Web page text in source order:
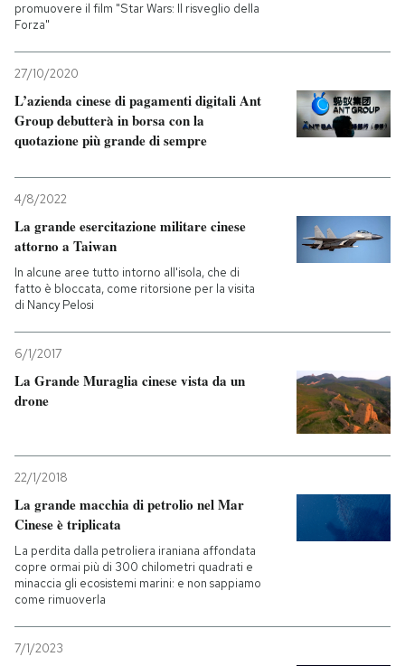
promuovere il film "Star Wars: Il risveglio della
Forza"
27/10/2020
L’azienda cinese di pagamenti digitali Ant
Group debutterà in borsa con la
quotazione più grande di sempre
4/8/2022
La grande esercitazione militare cinese
attorno a Taiwan
In alcune aree tutto intorno all'isola, che di
fatto è bloccata, come ritorsione per la visita
di Nancy Pelosi
6/1/2017
La Grande Muraglia cinese vista da un
drone
22/1/2018
La grande macchia di petrolio nel Mar
Cinese è triplicata
La perdita dalla petroliera iraniana affondata
copre ormai più di 300 chilometri quadrati e
minaccia gli ecosistemi marini: e non sappiamo
come rimuoverla
7/1/2023